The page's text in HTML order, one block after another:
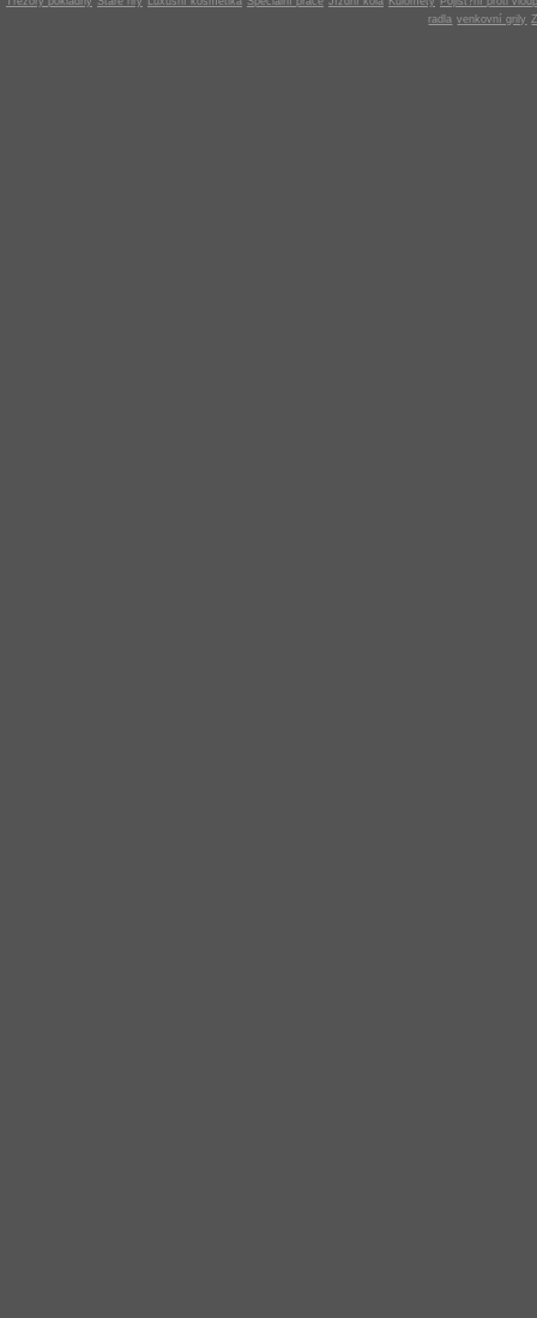
radla venkovní grily